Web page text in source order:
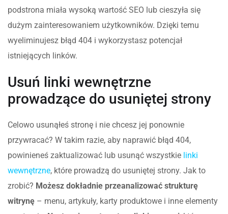
podstrona miała wysoką wartość SEO lub cieszyła się
dużym zainteresowaniem użytkowników. Dzięki temu
wyeliminujesz błąd 404 i wykorzystasz potencjał
istniejących linków.
Usuń linki wewnętrzne
prowadzące do usuniętej strony
Celowo usunąłeś stronę i nie chcesz jej ponownie
przywracać? W takim razie, aby naprawić błąd 404,
powinieneś zaktualizować lub usunąć wszystkie linki
wewnętrzne, które prowadzą do usuniętej strony. Jak to
zrobić? Możesz dokładnie przeanalizować strukturę
witrynę – menu, artykuły, karty produktowe i inne elementy